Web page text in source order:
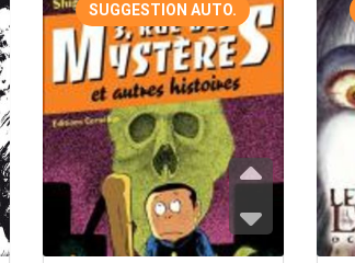
SUGGESTION AUTO.